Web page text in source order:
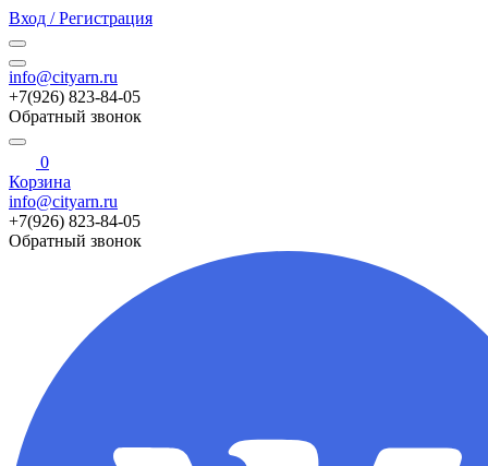
Вход / Регистрация
info@cityarn.ru
+7(926) 823-84-05
Обратный звонок
0
Корзина
info@cityarn.ru
+7(926) 823-84-05
Обратный звонок